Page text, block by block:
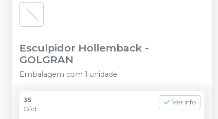
Esculpidor Hollemback -
GOLGRAN
Embalagem com 1 unidade
3S
Cód.
Ver info